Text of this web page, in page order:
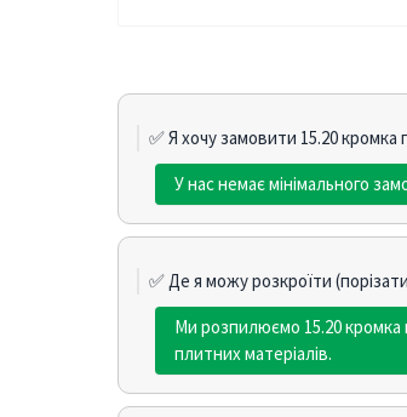
✅ Я хочу замовити 15.20 кромка
У нас немає мінімального
✅ Де я можу розкроїти
Ми розпилюємо 15.20 кромка
плитних матеріалів.